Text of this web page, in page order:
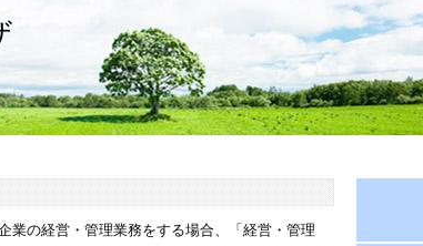
業の経営・管理業務をする場合、「経営・管理